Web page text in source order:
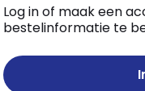
Log in of maak een
bestelinformatie te